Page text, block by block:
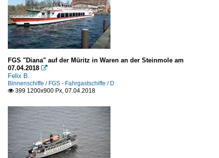
FGS "Diana" auf der Müritz in Waren an der Steinmole am
07.04.2018 
Felix B.
Binnenschiffe / FGS - Fahrgastschiffe / D
 399 1200x900 Px, 07.04.2018